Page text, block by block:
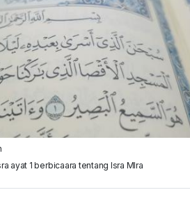
ayat 1 berbicaara tentang Isra MIra